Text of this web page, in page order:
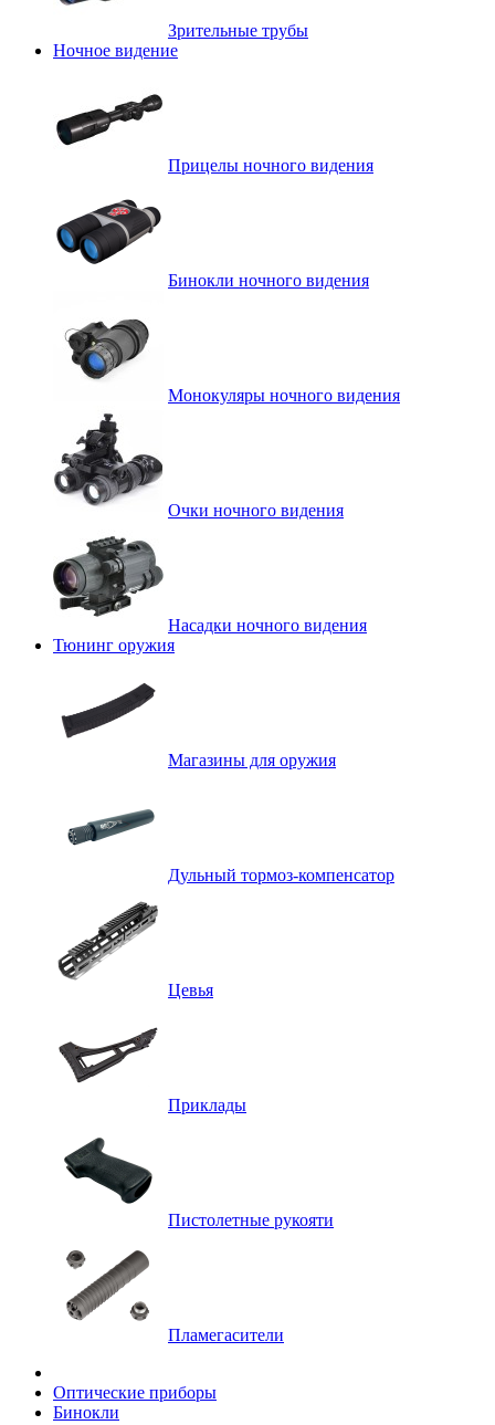
Зрительные трубы
Ночное видение
Прицелы ночного видения
Бинокли ночного видения
Монокуляры ночного видения
Очки ночного видения
Насадки ночного видения
Тюнинг оружия
Магазины для оружия
Дульный тормоз-компенсатор
Цевья
Приклады
Пистолетные рукояти
Пламегасители
Оптические приборы
Бинокли